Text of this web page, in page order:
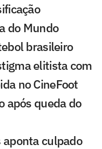
do Mundo
brasileiro
elitista com
no CineFoot
após queda do
aponta culpado